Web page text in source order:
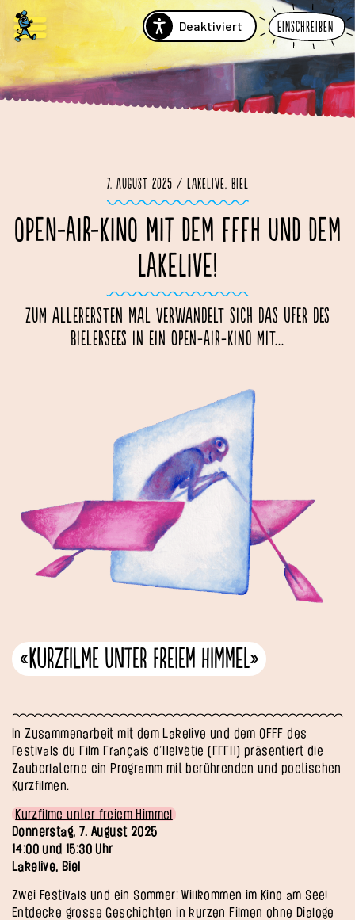
Deaktiviert Einschreiben
7. August 2025 / Lakelive, Biel
OPEN-AIR-KINO MIT DEM FFFH UND DEM
LAKELIVE!
Zum allerersten Mal verwandelt sich das Ufer des
Bielersees in ein Open-Air-Kino mit...
«Kurzfilme unter freiem Himmel»
In Zusammenarbeit mit dem Lakelive und dem OFFF des
Festivals du Film Français d’Helvétie (FFFH) präsentiert die
Zauberlaterne ein Programm mit berührenden und poetischen
Kurzfilmen.
Kurzfilme unter freiem Himmel
Donnerstag, 7. August 2025
14:00 und 15:30 Uhr
Lakelive, Biel
Zwei Festivals und ein Sommer: Willkommen im Kino am See!
Entdecke grosse Geschichten in kurzen Filmen ohne Dialoge